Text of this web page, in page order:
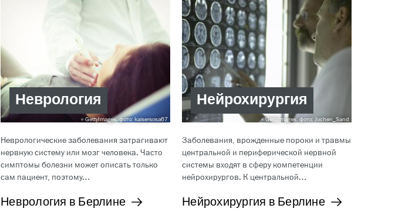
GettyImages, фото: kaisersosa67
Неврология
Неврологические заболевания затрагивают
нервную систему или мозг человека. Часто
симптомы болезни может описать только
сам пациент, поэтому…
Неврология в Берлине
GettyImages, фото: Jochen_Sand
Нейрохирургия
Заболевания, врожденные пороки и травмы
центральной и периферической нервной
системы входят в сферу компетенции
нейрохирургов. К центральной…
Нейрохирургия в Берлине